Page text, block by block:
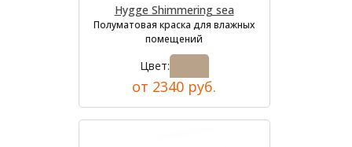
Hygge Shimmering sea
Полуматовая краска для влажных
помещений
Цвет:
от 2340 руб.